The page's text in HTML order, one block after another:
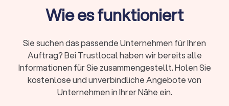
Termin für ein Erstgespräch zu vereinbaren, oder lassen Sie
der Einholung einer Angebotsanfrage bei den gewünschten
Experten für Immobilien beauftragen. Wir helfen Ihnen bei der
Suche nach den besten Immobilienmaklern in Gladenbach
und Umgebung. Machen Sie sich die Wahl jetzt ganz einfach
und nutzen Sie unsere Infos auf Trustlocal für
Immobilienkäufe und -verkäufe, Vermietung und vieles mehr.
Wie es funktioniert
Sie suchen das passende Unternehmen für Ihren
Auftrag? Bei Trustlocal haben wir bereits alle
Informationen für Sie zusammengestellt. Holen Sie
kostenlose und unverbindliche Angebote von
Unternehmen in Ihrer Nähe ein.